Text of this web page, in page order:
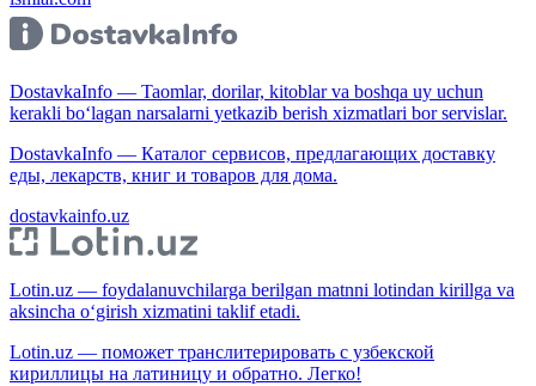
DostavkaInfo — Taomlar, dorilar, kitoblar va boshqa uy uchun
kerakli bo‘lagan narsalarni yetkazib berish xizmatlari bor servislar.
DostavkaInfo — Каталог сервисов, предлагающих доставку
еды, лекарств, книг и товаров для дома.
dostavkainfo.uz
Lotin.uz — foydalanuvchilarga berilgan matnni lotindan kirillga va
aksincha o‘girish xizmatini taklif etadi.
Lotin.uz — поможет транслитерировать с узбекской
кириллицы на латиницу и обратно. Легко!